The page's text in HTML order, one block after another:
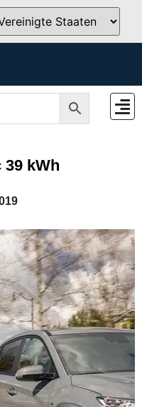
info@teutschtech.com
kWh